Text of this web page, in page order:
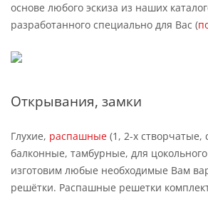
основе любого эскиза из наших
разработанного специально для Вас (
Открывания, замки
Глухие, распашные (1, 2-х створчатые,
балконные, тамбурные, для
изготовим любые необходимые Вам
решётки. Распашные решетки